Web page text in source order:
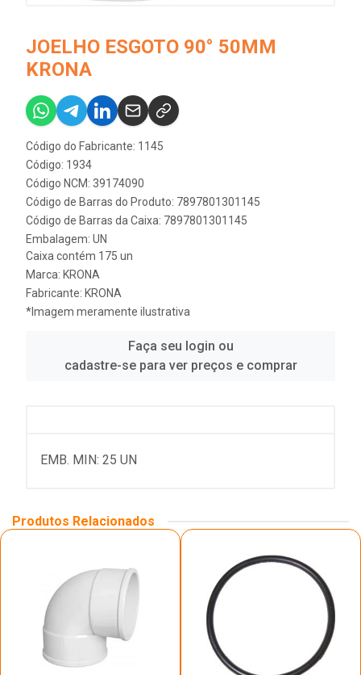
JOELHO ESGOTO 90° 50MM
KRONA
Código do Fabricante: 1145
Código: 1934
Código NCM: 39174090
Código de Barras do Produto: 7897801301145
Código de Barras da Caixa: 7897801301145
Embalagem: UN
Caixa contém 175 un
Marca: KRONA
Fabricante: KRONA
*Imagem meramente ilustrativa
Faça seu login ou
cadastre-se para ver preços e comprar
EMB. MIN: 25 UN
Produtos Relacionados